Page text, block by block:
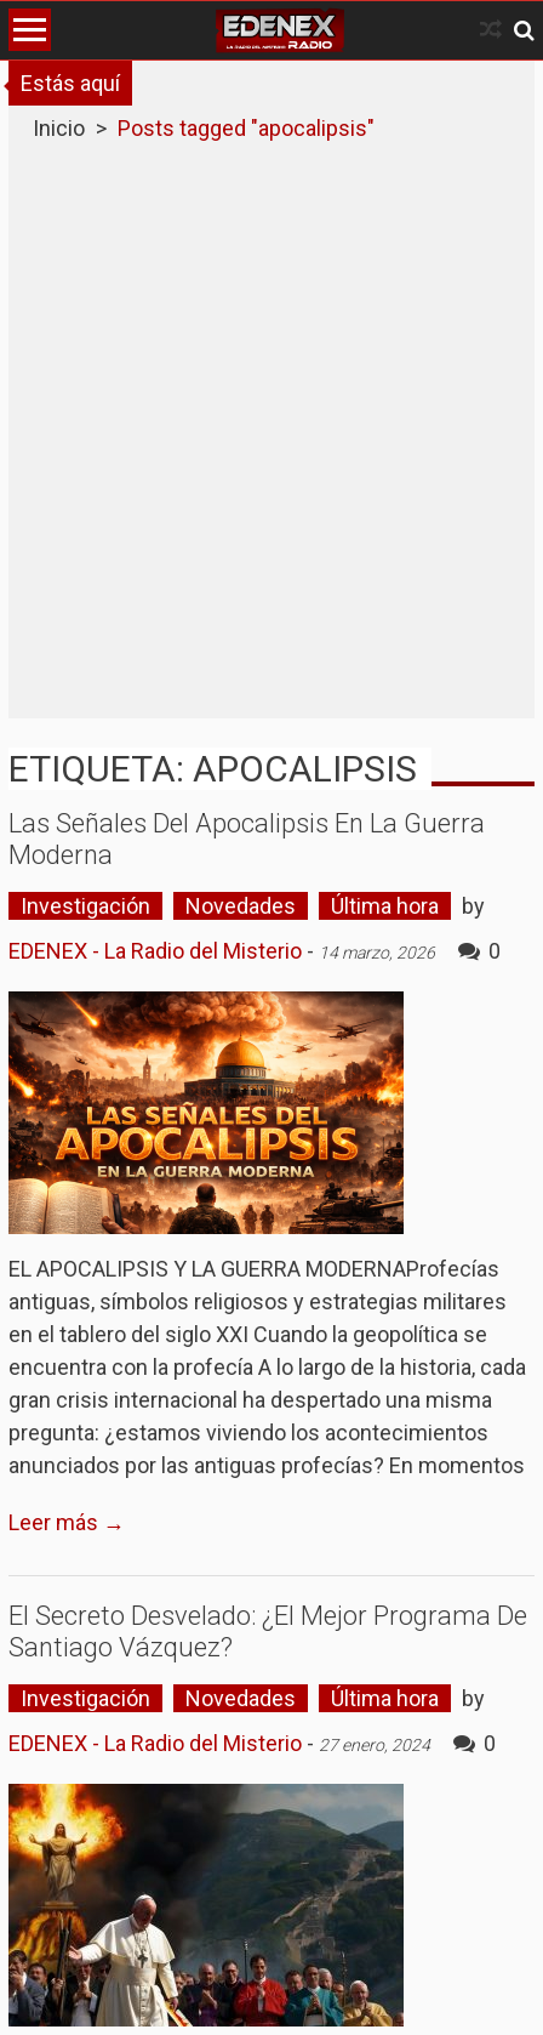
Skip
to
content
Estás aquí
Inicio > Posts tagged "apocalipsis"
ETIQUETA: APOCALIPSIS
Las Señales Del Apocalipsis En La Guerra
Moderna
Investigación Novedades Última hora
by
EDENEX - La Radio del Misterio- 14 marzo, 2026 0
EL APOCALIPSIS Y LA GUERRA MODERNAProfecías
antiguas, símbolos religiosos y estrategias militares
en el tablero del siglo XXI Cuando la geopolítica se
encuentra con la profecía A lo largo de la historia, cada
gran crisis internacional ha despertado una misma
pregunta: ¿estamos viviendo los acontecimientos
anunciados por las antiguas profecías? En momentos
Leer más →
El Secreto Desvelado: ¿El Mejor Programa De
Santiago Vázquez?
Investigación Novedades Última hora
by
EDENEX - La Radio del Misterio- 27 enero, 2024 0